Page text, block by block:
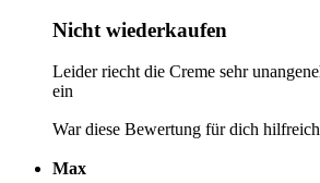
Nicht wiederkaufen
Leider riecht die Creme sehr
ein
War diese Bewertung für dich
Max